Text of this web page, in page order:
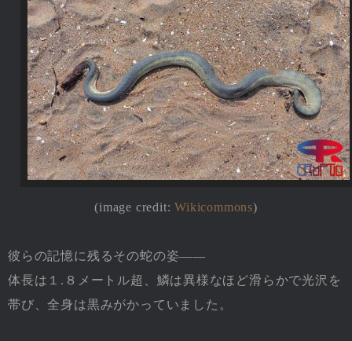
(image credit:Wikicommons)
彼らの記憶に残るその蛇の姿――
体長は１.８メートル超、鱗は異様なほど滑らかで光沢を
帯び、全身は黒みがかっていました。